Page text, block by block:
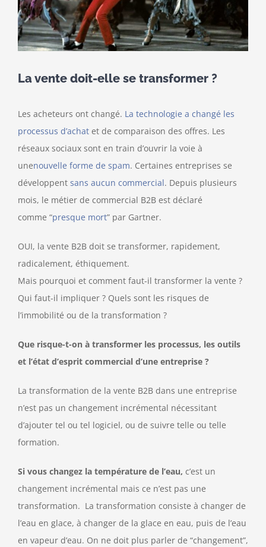
La vente doit-elle se transformer ?
Les acheteurs ont changé. La technologie a changé les
processus d’achat et de comparaison des offres. Les
réseaux sociaux sont en train d’ouvrir la voie à
unenouvelle forme de spam. Certaines entreprises se
développent sans aucun commercial. Depuis plusieurs
mois, le métier de commercial B2B est déclaré
comme “presque mort” par Gartner.
OUI, la vente B2B doit se transformer, rapidement,
radicalement, éthiquement.
Mais pourquoi et comment faut-il transformer la vente ?
Qui faut-il impliquer ? Quels sont les risques de
l’immobilité ou de la transformation ?
Que risque-t-on à transformer les processus, les outils
et l’état d’esprit commercial d’une entreprise ?
La transformation de la vente B2B dans une entreprise
n’est pas un changement incrémental nécessitant
d’ajouter tel ou tel logiciel, ou de suivre telle ou telle
formation.
Si vous changez la température de l’eau, c’est un
changement incrémental mais ce n’est pas une
transformation. La transformation consiste à changer de
l’eau en glace, à changer de la glace en eau, puis de l’eau
en vapeur d’eau. On ne doit plus parler de “changement”,